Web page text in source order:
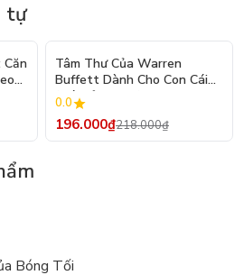
tự
Tâm Thư Của Warren
Buffett Dành Cho Con Cái
(Tái Bản 2026)
0.0
196.000₫218.000₫
Bóng Tối